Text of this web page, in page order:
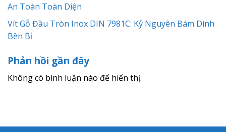
An Toàn Toàn Diện
Vít Gỗ Đầu Tròn Inox DIN 7981C: Kỷ Nguyên Bám Dính
Bền Bỉ
Phản hồi gần đây
Không có bình luận nào để hiển thị.